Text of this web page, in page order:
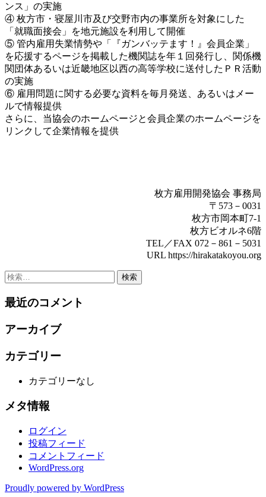
ンス」の実施
④ 枚方市・寝屋川市及び交野市内の事業所を対象にした
「就職面接会」を地元施設を利用して開催
⑤ 管内雇用失業情勢や「『ガンバッテます！』会員企業」
を応援するページを掲載した機関誌を年１回発行し、関係機
関団体あるいは近畿地区以西の高等学校に送付したＰＲ活動
の実施
⑥ 雇用問題に関する必要な資料を毎月発送、あるいはメー
ルで情報提供
さらに、当協会のホームページと会員企業のホームページを
リンクして企業情報を提供
枚方雇用開発協会 事務局
〒573－0031
枚方市岡本町7-1
枚方ビオルネ6階
TEL／FAX 072－861－5031
URL https://hirakatakoyou.org
検
最近のコメント
アーカイブ
カテゴリー
カテゴリーなし
メタ情報
ログイン
投稿フィード
コメントフィード
WordPress.org
Proudly powered by WordPress